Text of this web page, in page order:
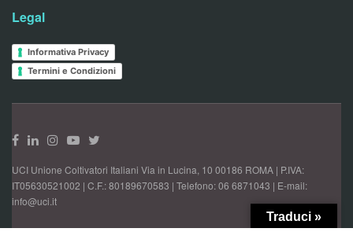
Legal
Informativa Privacy
Termini e Condizioni
UCI Unione Coltivatori Italiani Via in Lucina, 10 00186 ROMA | P.IVA:
IT05630521002 | C.F.: 80189670583 | Telefono: 06 6871043 | E-mail:
info@uci.it
Traduci »